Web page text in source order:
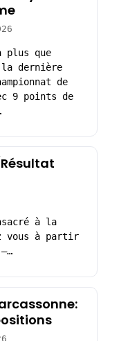
plus que
dernière
de
9 points de
à la
vous à partir